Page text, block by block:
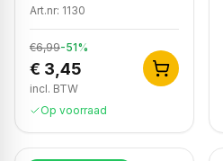
Warm Wit, IP20
Art.nr: 1130
€6,99-51%
€ 3,45
incl. BTW
Op voorraad